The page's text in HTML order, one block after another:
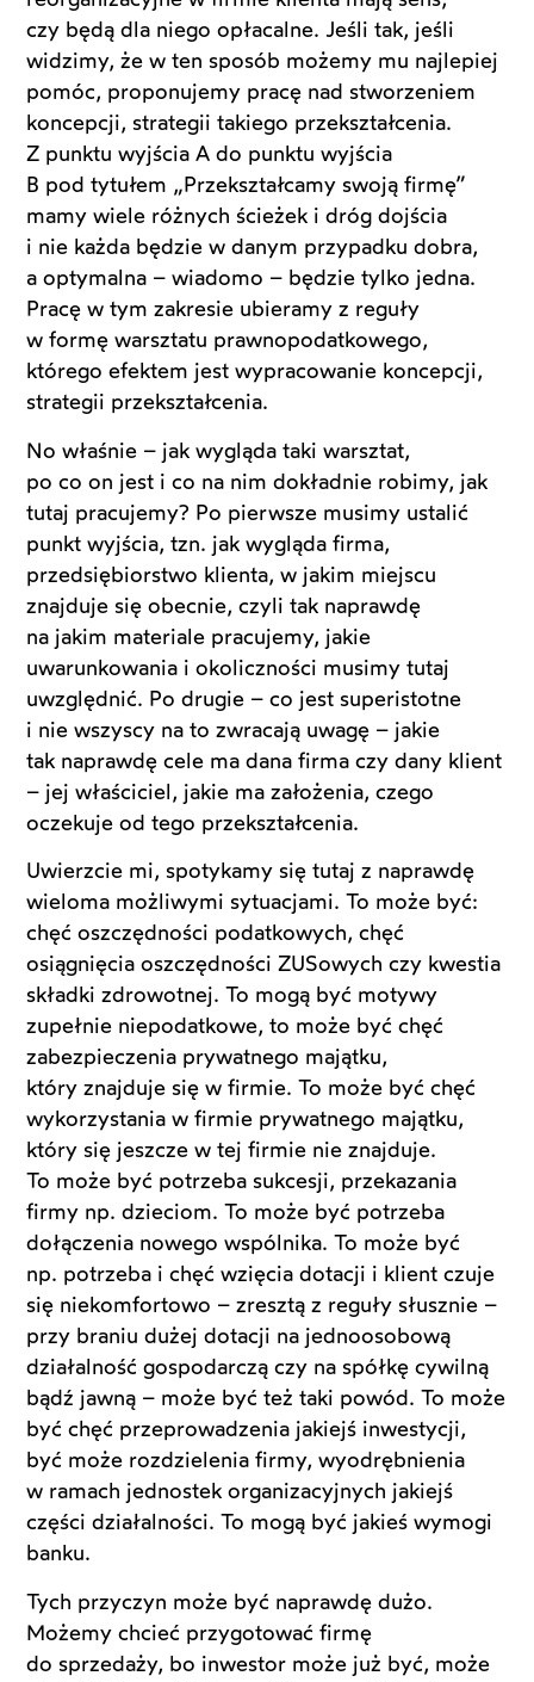
czy będą dla niego opłacalne. Jeśli tak, jeśli
widzimy, że w ten sposób możemy mu najlepiej
pomóc, proponujemy pracę nad stworzeniem
koncepcji, strategii takiego przekształcenia.
Z punktu wyjścia A do punktu wyjścia
B pod tytułem „Przekształcamy swoją firmę”
mamy wiele różnych ścieżek i dróg dojścia
i nie każda będzie w danym przypadku dobra,
a optymalna – wiadomo – będzie tylko jedna.
Pracę w tym zakresie ubieramy z reguły
w formę warsztatu prawnopodatkowego,
którego efektem jest wypracowanie koncepcji,
strategii przekształcenia.
No właśnie – jak wygląda taki warsztat,
po co on jest i co na nim dokładnie robimy, jak
tutaj pracujemy? Po pierwsze musimy ustalić
punkt wyjścia, tzn. jak wygląda firma,
przedsiębiorstwo klienta, w jakim miejscu
znajduje się obecnie, czyli tak naprawdę
na jakim materiale pracujemy, jakie
uwarunkowania i okoliczności musimy tutaj
uwzględnić. Po drugie – co jest superistotne
i nie wszyscy na to zwracają uwagę – jakie
tak naprawdę cele ma dana firma czy dany klient
– jej właściciel, jakie ma założenia, czego
oczekuje od tego przekształcenia.
Uwierzcie mi, spotykamy się tutaj z naprawdę
wieloma możliwymi sytuacjami. To może być:
chęć oszczędności podatkowych, chęć
osiągnięcia oszczędności ZUSowych czy kwestia
składki zdrowotnej. To mogą być motywy
zupełnie niepodatkowe, to może być chęć
zabezpieczenia prywatnego majątku,
który znajduje się w firmie. To może być chęć
wykorzystania w firmie prywatnego majątku,
który się jeszcze w tej firmie nie znajduje.
To może być potrzeba sukcesji, przekazania
firmy np. dzieciom. To może być potrzeba
dołączenia nowego wspólnika. To może być
np. potrzeba i chęć wzięcia dotacji i klient czuje
się niekomfortowo – zresztą z reguły słusznie –
przy braniu dużej dotacji na jednoosobową
działalność gospodarczą czy na spółkę cywilną
bądź jawną – może być też taki powód. To może
być chęć przeprowadzenia jakiejś inwestycji,
być może rozdzielenia firmy, wyodrębnienia
w ramach jednostek organizacyjnych jakiejś
części działalności. To mogą być jakieś wymogi
banku.
Tych przyczyn może być naprawdę dużo.
Możemy chcieć przygotować firmę
do sprzedaży, bo inwestor może już być, może